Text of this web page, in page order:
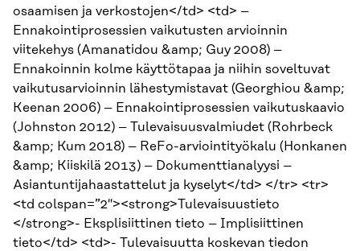
osaamisen ja verkostojen</td> <td> –
Ennakointiprosessien vaikutusten arvioinnin
viitekehys (Amanatidou &amp; Guy 2008) –
Ennakoinnin kolme käyttötapaa ja niihin soveltuvat
vaikutusarvioinnin lähestymistavat (Georghiou &amp;
Keenan 2006) – Ennakointiprosessien vaikutuskaavio
(Johnston 2012) – Tulevaisuusvalmiudet (Rohrbeck
&amp; Kum 2018) – ReFo-arviointityökalu (Honkanen
&amp; Kiiskilä 2013) – Dokumenttianalyysi –
Asiantuntijahaastattelut ja kyselyt</td> </tr> <tr>
<td colspan=”2″><strong>Tulevaisuustieto
</strong>- Eksplisiittinen tieto – Implisiittinen
tieto</td> <td>- Tulevaisuutta koskevan tiedon